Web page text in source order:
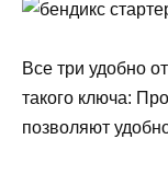
Все три удобно
такого ключа:
позволяют